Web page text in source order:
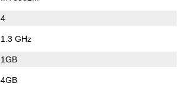
4
1.3 GHz
1GB
4GB